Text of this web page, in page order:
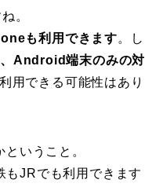
。
も利用できます。し
Android端末のみの対
用できる可能性はあり
いうこと。
JRでも利用できます